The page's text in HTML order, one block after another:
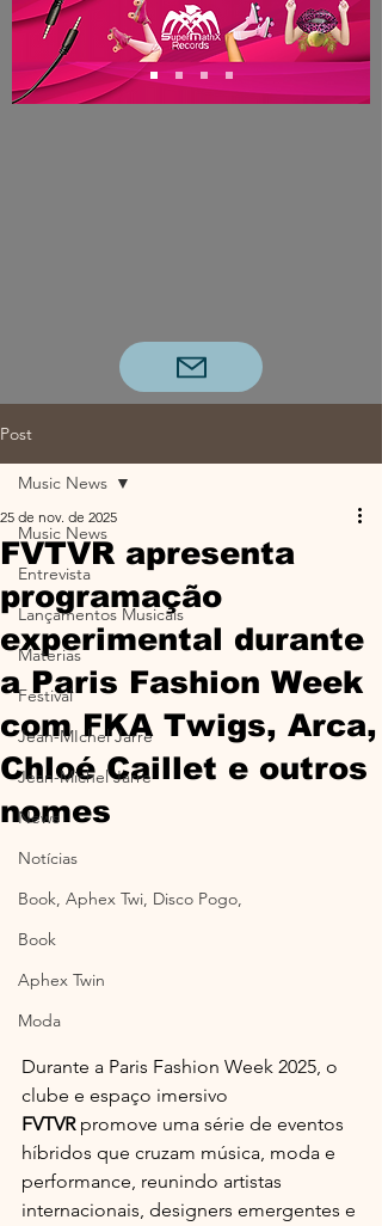
Post
Music News
Entrevista
Lançamentos Musicais
Materias
Festival
Jean-MIchel Jarre
Jean-Michel Jarre
News
Notícias
Book, Aphex Twi, Disco Pogo,
Book
Aphex Twin
Moda
Music News
FVTVR apresenta
programação
experimental durante
a Paris Fashion Week
com FKA Twigs, Arca,
Chloé Caillet e outros
nomes
25 de nov. de 2025
Durante a Paris Fashion Week 2025, o
clube e espaço imersivo
FVTVR promove uma série de eventos
híbridos que cruzam música, moda e
performance, reunindo artistas
internacionais, designers emergentes e